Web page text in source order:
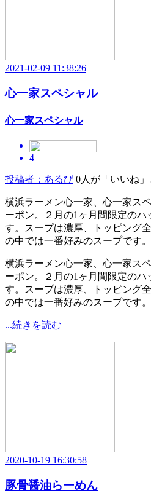
2021-02-09 11:38:26
心一家スペシャル
心一家スペシャル
4
投稿者：あるび 0人が「いいね
横浜ラーメン心一家、心一家ス
ーポン。２月の1ヶ月間限定の
す。スープは濃厚、トッピング
の中では一番好みのスープです
横浜ラーメン心一家、心一家ス
ーポン。２月の1ヶ月間限定の
す。スープは濃厚、トッピング
の中では一番好みのスープです。
...続きを読む
2020-10-19 16:30:58
豚骨醤油らーめん